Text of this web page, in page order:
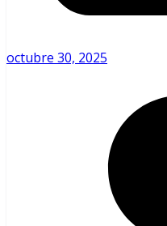
octubre 30, 2025